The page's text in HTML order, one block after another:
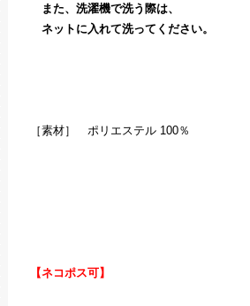
また、洗濯機で洗う際は、
ネットに入れて洗ってください。
［素材］ ポリエステル 100％
【ネコポス可】